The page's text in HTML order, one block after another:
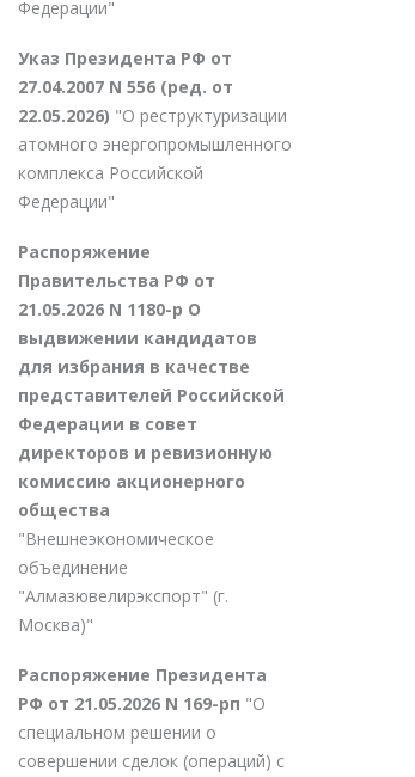
Федерации"
Указ Президента РФ от
27.04.2007 N 556 (ред. от
22.05.2026) "О реструктуризации
атомного энергопромышленного
комплекса Российской
Федерации"
Распоряжение
Правительства РФ от
21.05.2026 N 1180-р О
выдвижении кандидатов
для избрания в качестве
представителей Российской
Федерации в совет
директоров и ревизионную
комиссию акционерного
общества
"Внешнеэкономическое
объединение
"Алмазювелирэкспорт" (г.
Москва)"
Распоряжение Президента
РФ от 21.05.2026 N 169-рп "О
специальном решении о
совершении сделок (операций) с